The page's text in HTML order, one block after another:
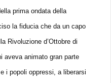
prima ondata della
la fiducia che da un capo
Rivoluzione d’Ottobre di
aveva animato gran parte
i popoli oppressi, a liberarsi